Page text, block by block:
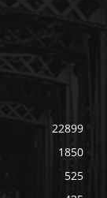
22899
1850
525